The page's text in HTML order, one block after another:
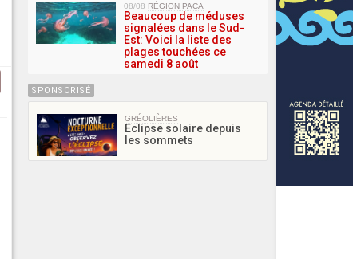
08/08 RÉGION PACA
Beaucoup de méduses
signalées dans le Sud-
Est: Voici la liste des
plages touchées ce
samedi 8 août
SPONSORISÉ
GRÉOLIÈRES
Eclipse solaire depuis
les sommets